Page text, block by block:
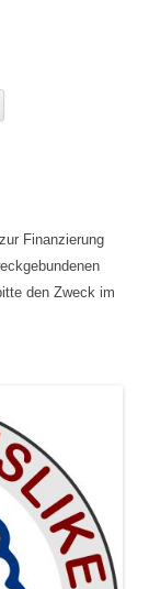
Finanzierung
den Zweck im